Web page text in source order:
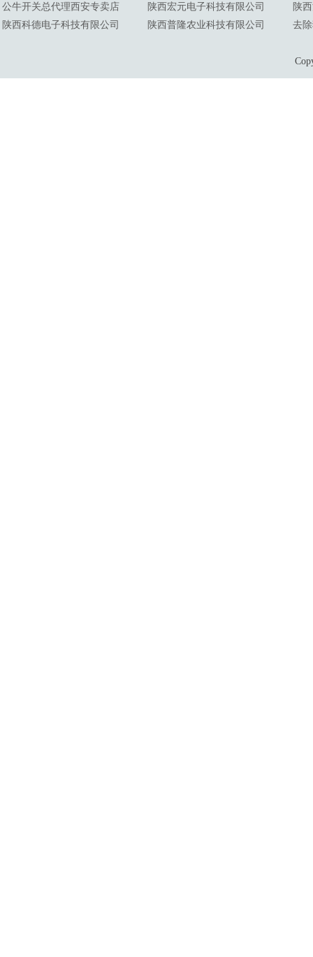
公牛开关总代理西安专卖店 陕西宏元电子科技有限公司
陕
陕西科德电子科技有限公司
陕西普隆农业科技有限公司 去